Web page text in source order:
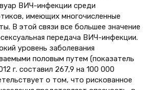
ВИЧ-инфекции среди
имеющих многочисленные
В этой связи все большее значение
передача ВИЧ-инфекции.
уровень заболевания
половым путем (показатель
г. составил 267,9 на 100 000
о том, что рискованное